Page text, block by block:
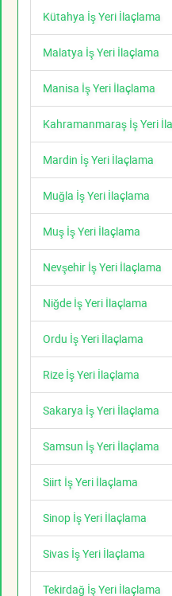
Kütahya İş Yeri İlaçlama
Malatya İş Yeri İlaçlama
Manisa İş Yeri İlaçlama
Kahramanmaraş İş Yeri
Mardin İş Yeri İlaçlama
Muğla İş Yeri İlaçlama
Muş İş Yeri İlaçlama
Nevşehir İş Yeri İlaçlama
Niğde İş Yeri İlaçlama
Ordu İş Yeri İlaçlama
Rize İş Yeri İlaçlama
Sakarya İş Yeri İlaçlama
Samsun İş Yeri İlaçlama
Siirt İş Yeri İlaçlama
Sinop İş Yeri İlaçlama
Sivas İş Yeri İlaçlama
Tekirdağ İş Yeri İlaçlama